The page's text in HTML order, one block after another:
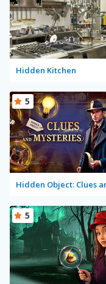
Hidden Kitchen
5
5